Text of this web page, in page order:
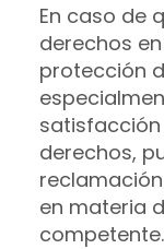
En caso de
derechos
protección
satisfacción
derechos,
en materia
competente.